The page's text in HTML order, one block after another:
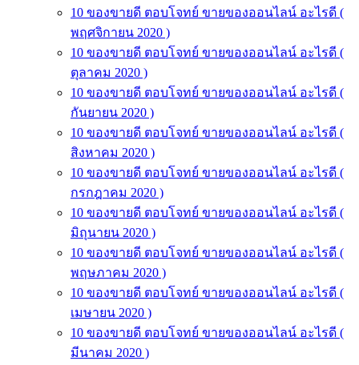
10 ของขายดี ตอบโจทย์ ขายของออนไลน์ อะไรดี (
พฤศจิกายน 2020 )
10 ของขายดี ตอบโจทย์ ขายของออนไลน์ อะไรดี (
ตุลาคม 2020 )
10 ของขายดี ตอบโจทย์ ขายของออนไลน์ อะไรดี (
กันยายน 2020 )
10 ของขายดี ตอบโจทย์ ขายของออนไลน์ อะไรดี (
สิงหาคม 2020 )
10 ของขายดี ตอบโจทย์ ขายของออนไลน์ อะไรดี (
กรกฎาคม 2020 )
10 ของขายดี ตอบโจทย์ ขายของออนไลน์ อะไรดี (
มิถุนายน 2020 )
10 ของขายดี ตอบโจทย์ ขายของออนไลน์ อะไรดี (
พฤษภาคม 2020 )
10 ของขายดี ตอบโจทย์ ขายของออนไลน์ อะไรดี (
เมษายน 2020 )
10 ของขายดี ตอบโจทย์ ขายของออนไลน์ อะไรดี (
มีนาคม 2020 )